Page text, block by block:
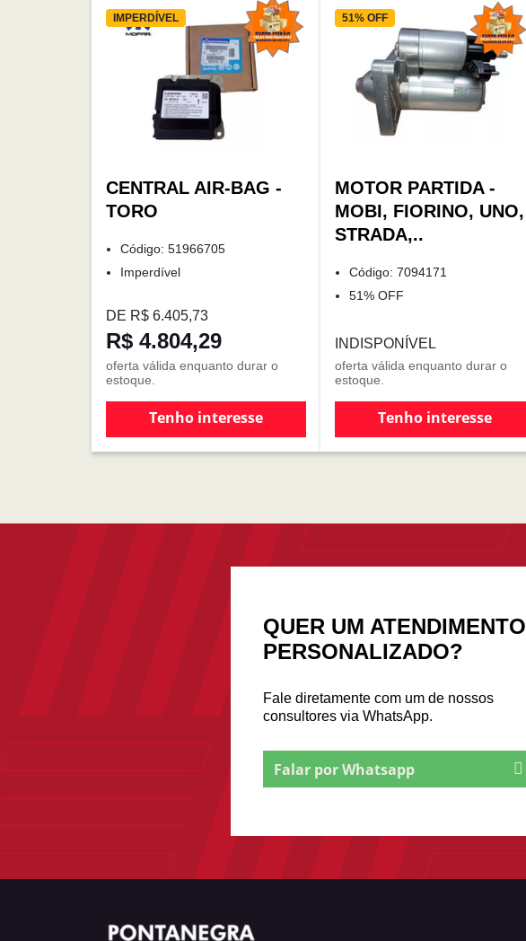
IMPERDÍVEL
CENTRAL AIR-BAG -
TORO
Código: 51966705
Imperdível
DE R$ 6.405,73
R$ 4.804,29
oferta válida enquanto durar o
estoque.
Tenho interesse
51% OFF
MOTOR PARTIDA -
MOBI, FIORINO, UNO,
STRADA,..
Código: 7094171
51% OFF
INDISPONÍVEL
oferta válida enquanto durar o
estoque.
Tenho interesse
QUER UM ATENDIMENTO
PERSONALIZADO?
Fale diretamente com um de nossos
consultores via WhatsApp.
Falar por Whatsapp